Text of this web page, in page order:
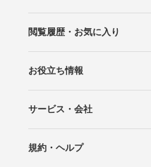
ロケーションから探す
スタジオから探す
閲覧履歴・お気に入り
閲覧スタジオ
お気に入り
お役立ち情報
Wedding Photo マガジ
はじめてガイド
サービス・会社
Photoraitとは
スタジオの掲載について
お問い合わせ
運営会社
サイトマップ
規約・ヘルプ